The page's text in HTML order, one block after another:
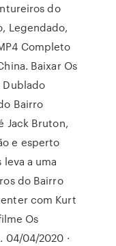
do
Legendado,
Completo
Baixar Os
Bairro
Jack Bruton,
e esperto
a uma
do Bairro
com Kurt
Os
04/04/2020 ·